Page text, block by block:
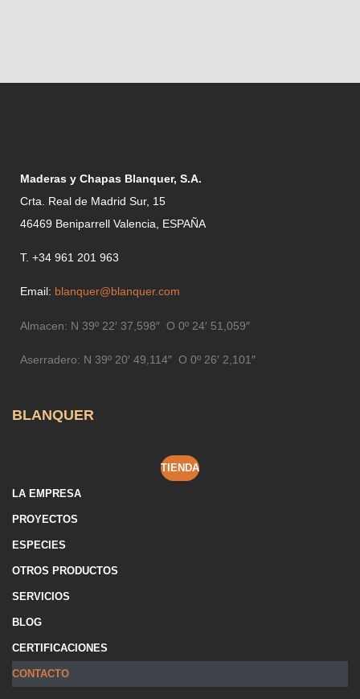
Maderas y Chapas Blanquer, S.A.
Crta. Real de Madrid Sur, 15
46469 Beniparrell Valencia, ESPAÑA
T. +34 961 201 963
Email: blanquer@blanquer.com
Almacen: N 39º 22′ 37,598″ O 0º 24′ 51,059″
Aserradero: N 39º 20′ 49,114″ O 0º 26′ 2,101″
BLANQUER
TIENDA
LA EMPRESA
PROYECTOS
ESPECIES
OTROS PRODUCTOS
SERVICIOS
BLOG
CERTIFICACIONES
CONTACTO